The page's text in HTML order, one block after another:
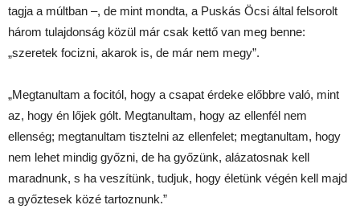
tagja a múltban –, de mint mondta, a Puskás Öcsi által felsorolt
három tulajdonság közül már csak kettő van meg benne:
„szeretek focizni, akarok is, de már nem megy”.
„Megtanultam a focitól, hogy a csapat érdeke előbbre való, mint
az, hogy én lőjek gólt. Megtanultam, hogy az ellenfél nem
ellenség; megtanultam tisztelni az ellenfelet; megtanultam, hogy
nem lehet mindig győzni, de ha győzünk, alázatosnak kell
maradnunk, s ha veszítünk, tudjuk, hogy életünk végén kell majd
a győztesek közé tartoznunk.”